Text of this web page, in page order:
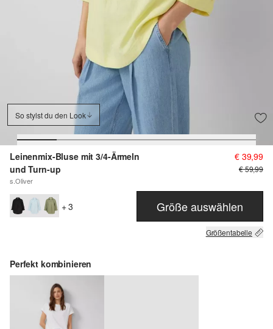
So stylst du den Look
Leinenmix-Bluse mit 3/4-Ärmeln
und Turn-up
s.Oliver
€ 39,99
€ 59,99
+ 3 Größe auswählen
Größentabelle
Perfekt kombinieren